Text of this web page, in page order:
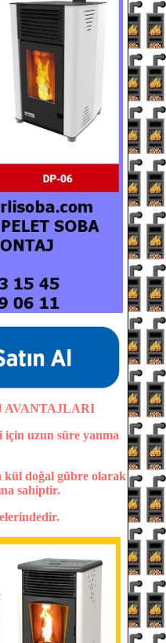
AVANTAJLARI
için uzun süre yanma
kül doğal gübre olarak
sahiptir.